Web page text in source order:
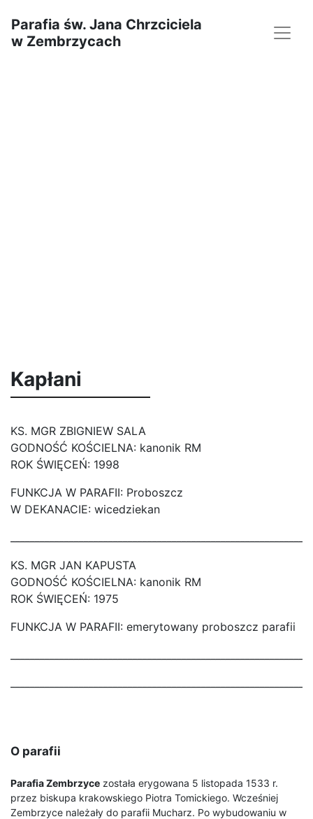
Parafia św. Jana Chrzciciela
w Zembrzycach
Kapłani
KS. MGR ZBIGNIEW SALA
GODNOŚĆ KOŚCIELNA: kanonik RM
ROK ŚWIĘCEŃ: 1998
FUNKCJA W PARAFII: Proboszcz
W DEKANACIE: wicedziekan
KS. MGR JAN KAPUSTA
GODNOŚĆ KOŚCIELNA: kanonik RM
ROK ŚWIĘCEŃ: 1975
FUNKCJA W PARAFII: emerytowany proboszcz parafii
O parafii
Parafia Zembrzyce została erygowana 5 listopada 1533 r.
przez biskupa krakowskiego Piotra Tomickiego. Wcześniej
Zembrzyce należały do parafii Mucharz. Po wybudowaniu w